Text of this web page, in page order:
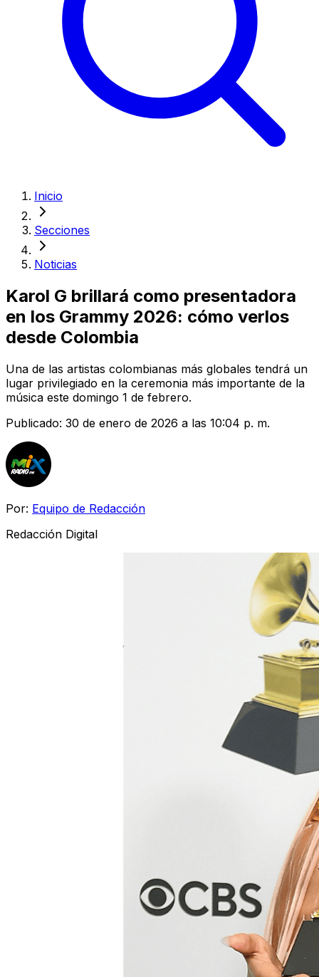
Inicio
Secciones
Noticias
Karol G brillará como presentadora
en los Grammy 2026: cómo verlos
desde Colombia
Una de las artistas colombianas más globales tendrá un
lugar privilegiado en la ceremonia más importante de la
música este domingo 1 de febrero.
Publicado: 30 de enero de 2026 a las 10:04 p. m.
Por: Equipo de Redacción
Redacción Digital